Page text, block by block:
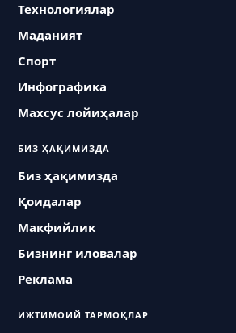
Технологиялар
Маданият
Спорт
Инфографика
Махсус лойиҳалар
БИЗ ҲАҚИМИЗДА
Биз ҳақимизда
Қоидалар
Макфийлик
Бизнинг иловалар
Реклама
ИЖТИМОИЙ ТАРМОҚЛАР